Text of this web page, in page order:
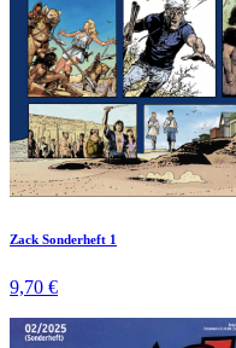
Zack Sonderheft 1
9,70 €